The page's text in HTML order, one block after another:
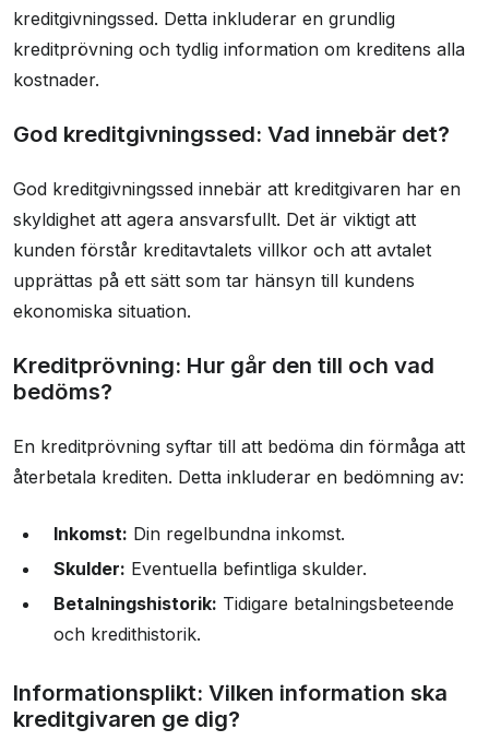
kreditgivningssed. Detta inkluderar en grundlig
kreditprövning och tydlig information om kreditens alla
kostnader.
God kreditgivningssed: Vad innebär det?
God kreditgivningssed innebär att kreditgivaren har en
skyldighet att agera ansvarsfullt. Det är viktigt att
kunden förstår kreditavtalets villkor och att avtalet
upprättas på ett sätt som tar hänsyn till kundens
ekonomiska situation.
Kreditprövning: Hur går den till och vad
bedöms?
En kreditprövning syftar till att bedöma din förmåga att
återbetala krediten. Detta inkluderar en bedömning av:
Inkomst: Din regelbundna inkomst.
Skulder: Eventuella befintliga skulder.
Betalningshistorik: Tidigare betalningsbeteende
och kredithistorik.
Informationsplikt: Vilken information ska
kreditgivaren ge dig?